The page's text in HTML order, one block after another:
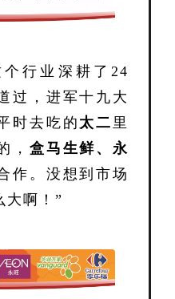
行业深耕了24
过，进军十九大
时去吃的 太二 里
， 盒马生鲜、永
作。没想到市场
大啊！”